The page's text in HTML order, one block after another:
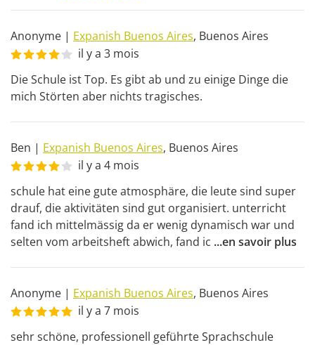
Anonyme | Expanish Buenos Aires, Buenos Aires
il y a 3 mois
Die Schule ist Top. Es gibt ab und zu einige Dinge die
mich Störten aber nichts tragisches.
Ben | Expanish Buenos Aires, Buenos Aires
il y a 4 mois
schule hat eine gute atmosphäre, die leute sind super
drauf, die aktivitäten sind gut organisiert. unterricht
fand ich mittelmässig da er wenig dynamisch war und
selten vom arbeitsheft abwich, fand ic ...en savoir plus
Anonyme | Expanish Buenos Aires, Buenos Aires
il y a 7 mois
sehr schöne, professionell geführte Sprachschule